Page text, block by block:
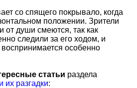
со спящего покрывало, когда
положении. Зрители
от души смеются, так как
следили за его ходом, и
особенно
статьи раздела
разгадки: